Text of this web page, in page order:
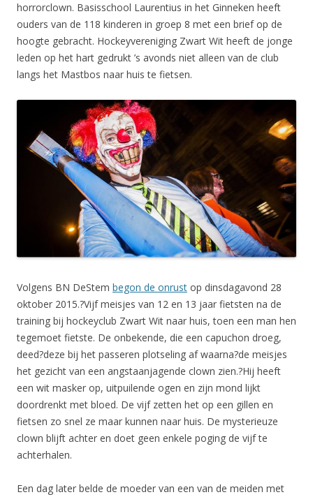
horrorclown. Basisschool Laurentius in het Ginneken heeft
ouders van de 118 kinderen in groep 8 met een brief op de
hoogte gebracht. Hockeyvereniging Zwart Wit heeft de jonge
leden op het hart gedrukt ’s avonds niet alleen van de club
langs het Mastbos naar huis te fietsen.
Volgens BN DeStem begon de onrust op dinsdagavond 28
oktober 2015.?Vijf meisjes van 12 en 13 jaar fietsten na de
training bij hockeyclub Zwart Wit naar huis, toen een man hen
tegemoet fietste. De onbekende, die een capuchon droeg,
deed?deze bij het passeren plotseling af waarna?de meisjes
het gezicht van een angstaanjagende clown zien.?Hij heeft
een wit masker op, uitpuilende ogen en zijn mond lijkt
doordrenkt met bloed. De vijf zetten het op een gillen en
fietsen zo snel ze maar kunnen naar huis. De mysterieuze
clown blijft achter en doet geen enkele poging de vijf te
achterhalen.
Een dag later belde de moeder van een van de meiden met